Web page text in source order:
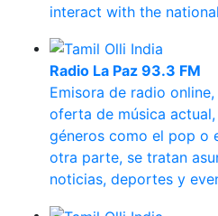
interact with the
Radio La Paz 93.3 FM
Emisora de radio
oferta de música
géneros como el pop o
otra parte, se tratan
noticias, deportes y